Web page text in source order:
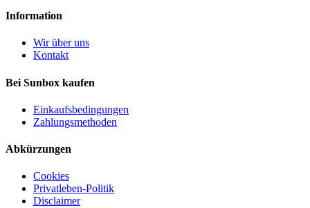
Information
Wir über uns
Kontakt
Bei Sunbox kaufen
Einkaufsbedingungen
Zahlungsmethoden
Abkürzungen
Cookies
Privatleben-Politik
Disclaimer